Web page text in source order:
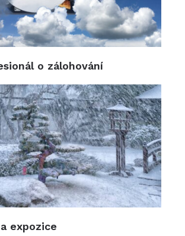
o zálohování
expozice